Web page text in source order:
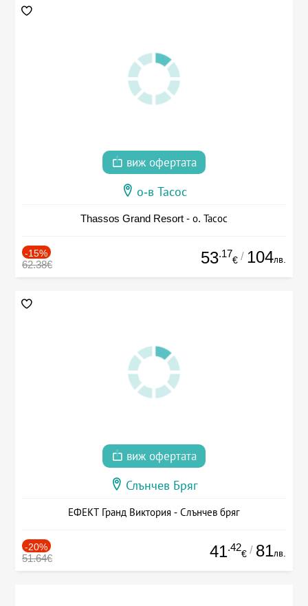
виж офертата
о-в Тасос
Thassos Grand Resort - о. Тасос
-15%
62.38€ 53.17
€ / 104лв.
виж офертата
Слънчев Бряг
ЕФЕКТ Гранд Виктория - Слънчев бряг
-20%
51.64€ 41.42
€ / 81лв.